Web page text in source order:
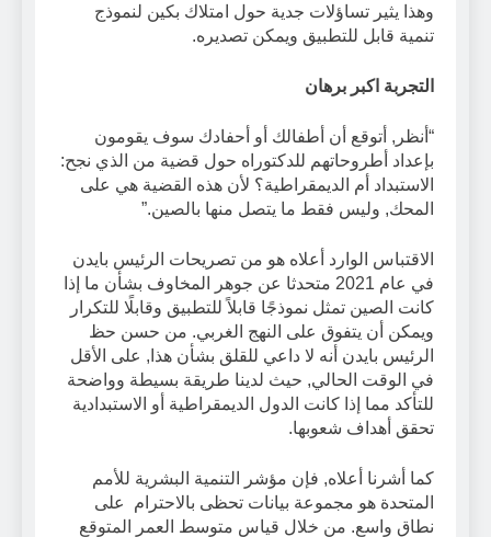
وهذا يثير تساؤلات جدية حول امتلاك بكين لنموذج
تنمية قابل للتطبيق ويمكن تصديره.
التجربة اكبر برهان
“أنظر, أتوقع أن أطفالك أو أحفادك سوف يقومون
بإعداد أطروحاتهم للدكتوراه حول قضية من الذي نجح:
الاستبداد أم الديمقراطية؟ لأن هذه القضية هي على
المحك, وليس فقط ما يتصل منها بالصين.”
الاقتباس الوارد أعلاه هو من تصريحات الرئيس بايدن
في عام 2021 متحدثا عن جوهر المخاوف بشأن ما إذا
كانت الصين تمثل نموذجًا قابلاً للتطبيق وقابلًا للتكرار
ويمكن أن يتفوق على النهج الغربي. من حسن حظ
الرئيس بايدن أنه لا داعي للقلق بشأن هذا, على الأقل
في الوقت الحالي, حيث لدينا طريقة بسيطة وواضحة
للتأكد مما إذا كانت الدول الديمقراطية أو الاستبدادية
تحقق أهداف شعوبها.
كما أشرنا أعلاه, فإن مؤشر التنمية البشرية للأمم
المتحدة هو مجموعة بيانات تحظى بالاحترام على
نطاق واسع. من خلال قياس متوسط ​​العمر المتوقع